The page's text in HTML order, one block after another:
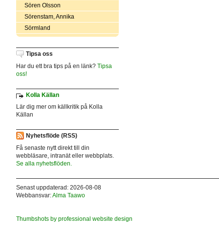
Sören Olsson
Sörenstam, Annika
Sörmland
Tipsa oss
Har du ett bra tips på en länk? Tipsa
oss!
Kolla Källan
Lär dig mer om källkritik på Kolla
Källan
Nyhetsflöde (RSS)
Få senaste nytt direkt till din
webbläsare, intranät eller webbplats.
Se alla nyhetsflöden.
Senast uppdaterad: 2026-08-08
Webbansvar:Alma Taawo
Thumbshots by professional website design